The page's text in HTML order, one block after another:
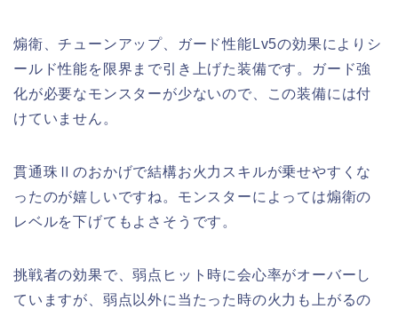
煽衛、チューンアップ、ガード性能Lv5の効果によりシ
ールド性能を限界まで引き上げた装備です。ガード強
化が必要なモンスターが少ないので、この装備には付
けていません。
貫通珠Ⅱのおかげで結構お火力スキルが乗せやすくな
ったのが嬉しいですね。モンスターによっては煽衛の
レベルを下げてもよさそうです。
挑戦者の効果で、弱点ヒット時に会心率がオーバーし
ていますが、弱点以外に当たった時の火力も上がるの